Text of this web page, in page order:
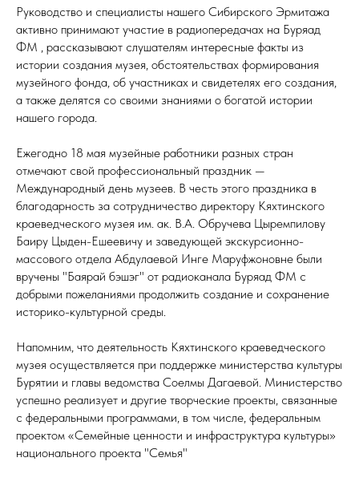
Руководство и специалисты нашего Сибирского Эрмитажа
активно принимают участие в радиопередачах на Буряад
ФМ , рассказывают слушателям интересные факты из
истории создания музея, обстоятельствах формирования
музейного фонда, об участниках и свидетелях его создания,
а также делятся со своими знаниями о богатой истории
нашего города.
Ежегодно 18 мая музейные работники разных стран
отмечают свой профессиональный праздник —
Международный день музеев. В честь этого праздника в
благодарность за сотрудничество директору Кяхтинского
краеведческого музея им. ак. В.А. Обручева Цыремпилову
Баиру Цыден-Ешеевичу и заведующей экскурсионно-
массового отдела Абдулаевой Инге Маруфжоновне были
вручены "Баярай бэшэг" от радиоканала Буряад ФМ с
добрыми пожеланиями продолжить создание и сохранение
историко-культурной среды.
Напомним, что деятельность Кяхтинского краеведческого
музея осуществляется при поддержке министерства культуры
Бурятии и главы ведомства Соелмы Дагаевой. Министерство
успешно реализует и другие творческие проекты, связанные
с федеральными программами, в том числе, федеральным
проектом «Семейные ценности и инфраструктура культуры»
национального проекта "Семья"